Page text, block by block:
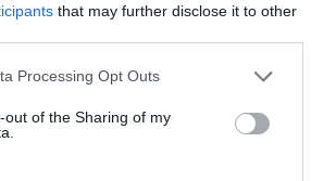
that may further disclose it to other
website/app uses one or more Google
visit or usage behaviour. You may click to
to Google and its third-party tags to
below specified purposes in below Google
Processing Opt Outs
out of the Sharing of my